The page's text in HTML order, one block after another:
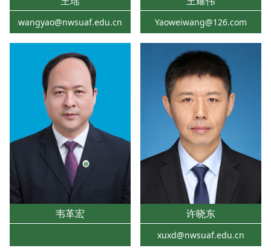
wangyao@nwsuaf.edu.cn Yaoweiwang@126.com
韦革宏 许晓东
xuxd@nwsuaf.edu.cn